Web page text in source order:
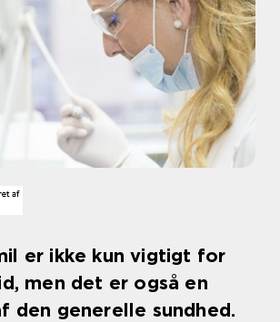
er ikke kun vigtigt for
men det er også en
den generelle sundhed.